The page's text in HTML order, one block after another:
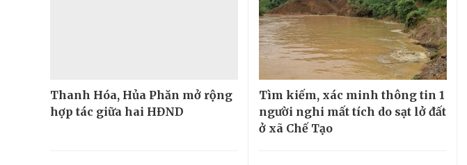
Thanh Hóa, Hủa Phăn mở rộng
hợp tác giữa hai HĐND
Tìm kiếm, xác minh thông tin 1
người nghi mất tích do sạt lở đất
ở xã Chế Tạo